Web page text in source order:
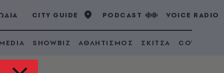
CITY GUIDE PODCAST VOICE RADIO
SHOWBIZ ΑΘΛΗΤΙΣΜΟΣ ΣΚΙΤΣΑ COVID 19